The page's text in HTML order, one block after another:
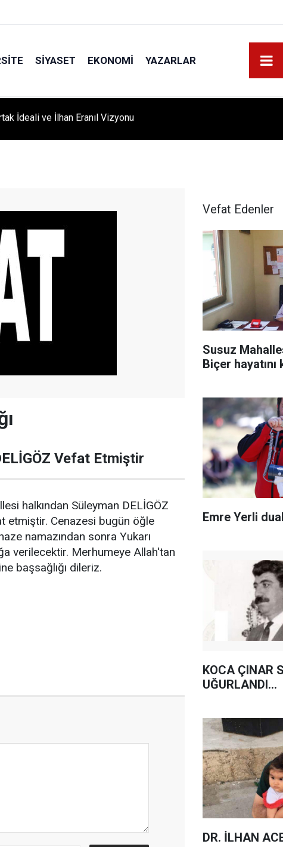
SIYASET EKONOMI YAZARLAR
COŞKUSU: Kursiyerler Gönüllerince Eğlendi!
Vefat Etmiştir
halkından Süleyman DELİGÖZ
etmiştir. Cenazesi bugün öğle
namazından sonra Yukarı
verilecektir. Merhumeye Allah'tan
başsağlığı dileriz.
Vefat Edenler
Susuz
Biçer hayatını
Emre Yerli
KOCA ÇINAR
UĞURLANDI...
DR. İLHAN